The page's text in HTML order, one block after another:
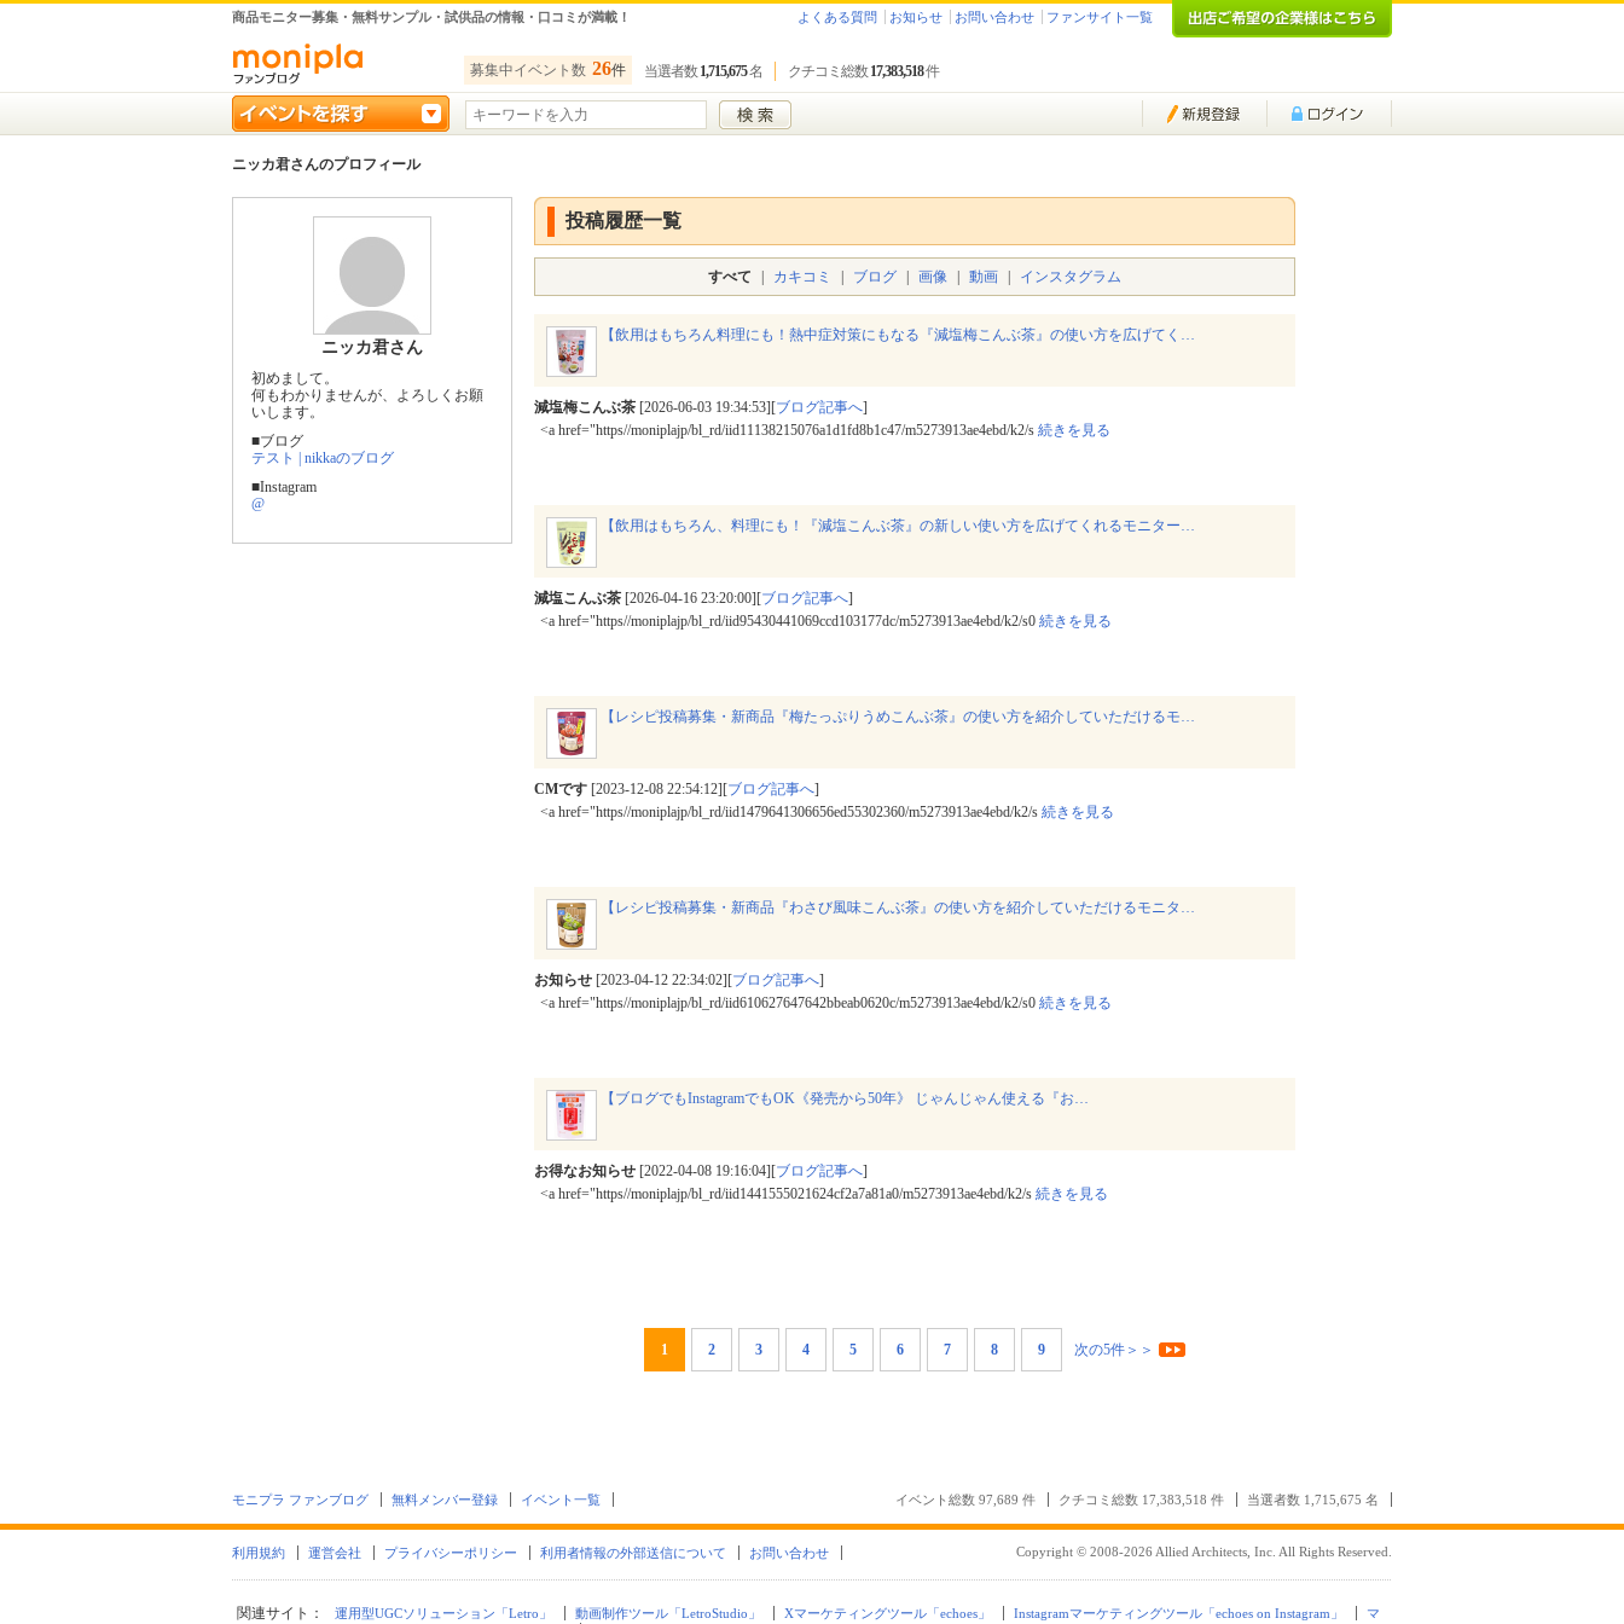
商品モニター募集・無料サンプル・試供品の情報・口コミが満載！ よくある質問 お知らせ お問い合わせ ファンサイト一覧
募集中イベント数 26件 当選者数 1,715,675名 クチコミ総数 17,383,518件
ニッカ君さんのプロフィール
ニッカ君さん
初めまして。
何もわかりませんが、よろしくお願
いします。
■ブログ
テスト | nikkaのブログ
■Instagram
@
投稿履歴一覧
すべて カキコミ ブログ 画像 動画 インスタグラム
【飲用はもちろん料理にも！熱中症対策にもなる『減塩梅こんぶ茶』の使い方を広げてく…
減塩梅こんぶ茶 [2026-06-03 19:34:53][ブログ記事へ]
<a href="https//moniplajp/bl_rd/iid11138215076a1d1fd8b1c47/m5273913ae4ebd/k2/s 続きを見る
【飲用はもちろん、料理にも！『減塩こんぶ茶』の新しい使い方を広げてくれるモニター…
減塩こんぶ茶 [2026-04-16 23:20:00][ブログ記事へ]
<a href="https//moniplajp/bl_rd/iid95430441069ccd103177dc/m5273913ae4ebd/k2/s0 続きを見る
【レシピ投稿募集・新商品『梅たっぷりうめこんぶ茶』の使い方を紹介していただけるモ…
CMです [2023-12-08 22:54:12][ブログ記事へ]
<a href="https//moniplajp/bl_rd/iid1479641306656ed55302360/m5273913ae4ebd/k2/s 続きを見る
【レシピ投稿募集・新商品『わさび風味こんぶ茶』の使い方を紹介していただけるモニタ…
お知らせ [2023-04-12 22:34:02][ブログ記事へ]
<a href="https//moniplajp/bl_rd/iid610627647642bbeab0620c/m5273913ae4ebd/k2/s0 続きを見る
【ブログでもInstagramでもOK《発売から50年》 じゃんじゃん使える『お…
お得なお知らせ [2022-04-08 19:16:04][ブログ記事へ]
<a href="https//moniplajp/bl_rd/iid1441555021624cf2a7a81a0/m5273913ae4ebd/k2/s 続きを見る
1 2 3 4 5 6 7 8 9 次の5件＞＞
モニプラ ファンブログ 無料メンバー登録 イベント一覧 イベント総数 97,689 件 クチコミ総数 17,383,518 件 当選者数 1,715,675 名
利用規約 運営会社 プライバシーポリシー 利用者情報の外部送信について お問い合わせ Copyright © 2008-2026 Allied Architects, Inc. All Rights Reserved.
関連サイト： 運用型UGCソリューション「Letro」 動画制作ツール「LetroStudio」 Xマーケティングツール「echoes」 Instagramマーケティングツール「echoes on Instagram」
マ